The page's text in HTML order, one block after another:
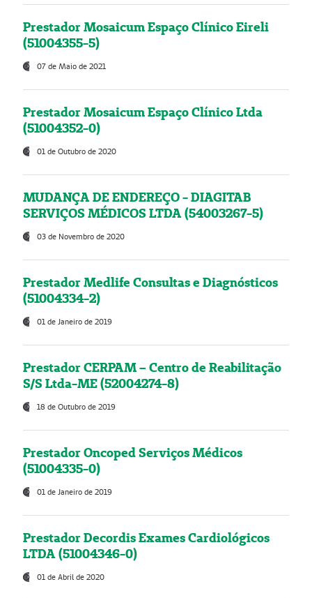
Prestador Mosaicum Espaço Clínico Eireli
(51004355-5)
07 de Maio de 2021
Prestador Mosaicum Espaço Clínico Ltda
(51004352-0)
01 de Outubro de 2020
MUDANÇA DE ENDEREÇO - DIAGITAB
SERVIÇOS MÉDICOS LTDA (54003267-5)
03 de Novembro de 2020
Prestador Medlife Consultas e Diagnósticos
(51004334-2)
01 de Janeiro de 2019
Prestador CERPAM – Centro de Reabilitação
S/S Ltda-ME (52004274-8)
18 de Outubro de 2019
Prestador Oncoped Serviços Médicos
(51004335-0)
01 de Janeiro de 2019
Prestador Decordis Exames Cardiológicos
LTDA (51004346-0)
01 de Abril de 2020